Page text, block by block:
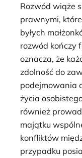
Rozwód wiąże
prawnymi,
byłych
rozwód kończy
oznacza, że
zdolność do
podejmowania
życia
również
majątku
konfliktów
przypadku